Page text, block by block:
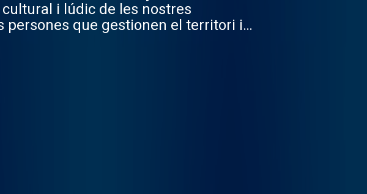
i lúdic de les nostres
que gestionen el territori i a